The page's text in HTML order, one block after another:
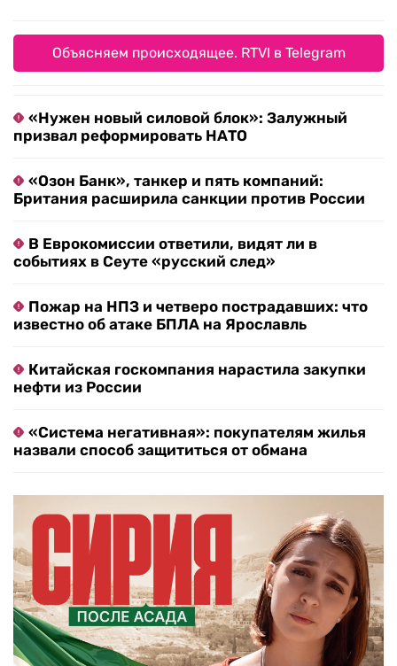
Объясняем происходящее. RTVI в Telegram
«Нужен новый силовой блок»: Залужный
призвал реформировать НАТО
«Озон Банк», танкер и пять компаний:
Британия расширила санкции против России
В Еврокомиссии ответили, видят ли в
событиях в Сеуте «русский след»
Пожар на НПЗ и четверо пострадавших: что
известно об атаке БПЛА на Ярославль
Китайская госкомпания нарастила закупки
нефти из России
«Система негативная»: покупателям жилья
назвали способ защититься от обмана